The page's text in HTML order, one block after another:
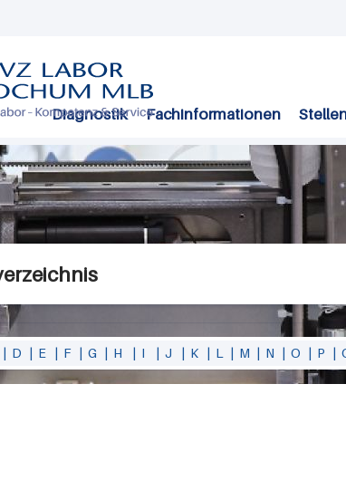
Inhalt
Diagnostik Fachinformationen
| D | E | F | G | H | I | J | K | L | M | N | O | P |